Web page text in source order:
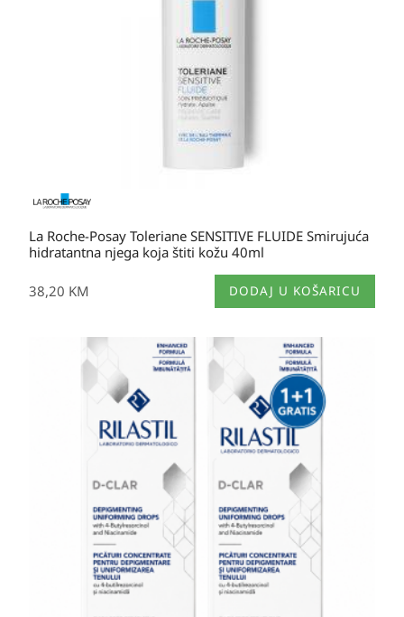
La Roche-Posay Toleriane SENSITIVE FLUIDE Smirujuća
hidratantna njega koja štiti kožu 40ml
38,20 KM DODAJ U KOŠARICU